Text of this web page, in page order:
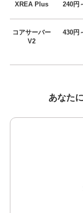
XREA Plus 240円
コアサーバー
V2
430円
あなた